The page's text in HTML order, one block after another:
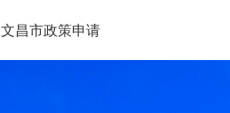
文昌市政策申请